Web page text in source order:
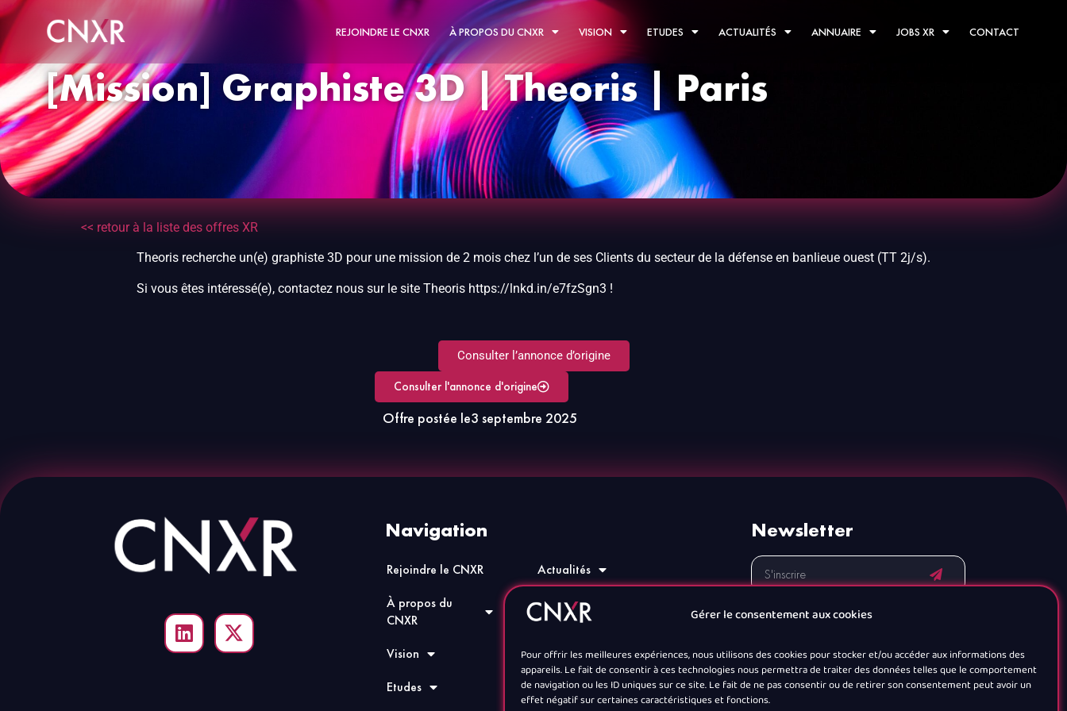
Gérer le consentement aux cookies
Pour offrir les meilleures expériences, nous utilisons des cookies pour stocker et/ou accéder aux informations des
appareils. Le fait de consentir à ces technologies nous permettra de traiter des données telles que le comportement
de navigation ou les ID uniques sur ce site. Le fait de ne pas consentir ou de retirer son consentement peut avoir un
effet négatif sur certaines caractéristiques et fonctions.
REJOINDRE LE CNXR À PROPOS DU CNXR VISION ETUDES ACTUALITÉS ANNUAIRE JOBS XR CONTACT
[Mission] Graphiste 3D | Theoris | Paris
<< retour à la liste des offres XR
Theoris recherche un(e) graphiste 3D pour une mission de 2 mois chez l’un de ses Clients du secteur de la défense en banlieue ouest (TT 2j/s).
Si vous êtes intéressé(e), contactez nous sur le site Theoris https://lnkd.in/e7fzSgn3 !
Consulter l’annonce d’origine
Consulter l'annonce d'origine
Offre postée le3 septembre 2025
Navigation
Rejoindre le CNXR
À propos du
CNXR
Vision
Etudes
Actualités
Annuaire
Contact
Newsletter